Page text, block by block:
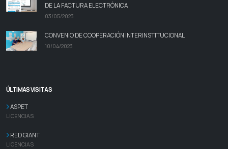
DE LA FACTURA ELECTRÓNICA
03/05/2023
CONVENIO DE COOPERACIÓN INTERINSTITUCIONAL
10/04/2023
ÚLTIMAS VISITAS
ASPET
LICENCIAS
RED GIANT
LICENCIAS